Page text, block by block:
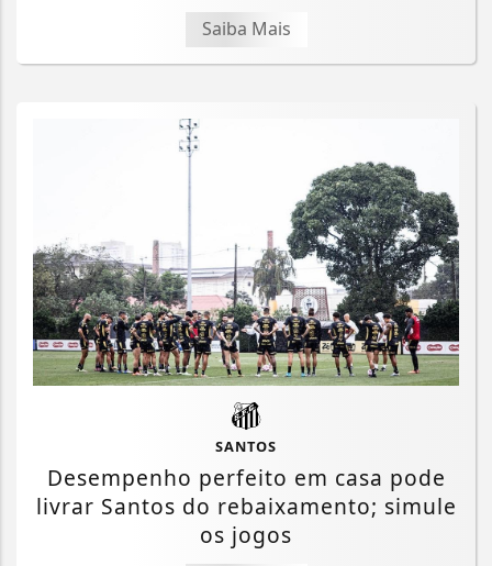
Saiba Mais
SANTOS
Desempenho perfeito em casa pode
livrar Santos do rebaixamento; simule
os jogos